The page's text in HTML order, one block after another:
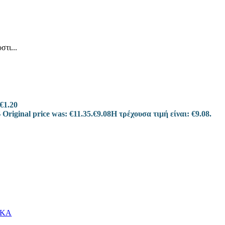
€1.20
Original price was: €11.35.€9.08Η τρέχουσα τιμή είναι: €9.08.